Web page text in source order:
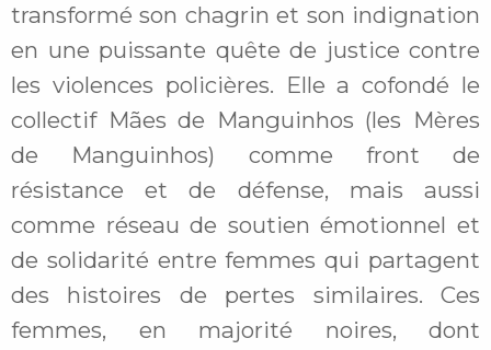
transformé son chagrin et son indignation
en une puissante quête de justice contre
les violences policières. Elle a cofondé le
collectif Mães de Manguinhos (les Mères
de Manguinhos) comme front de
résistance et de défense, mais aussi
comme réseau de soutien émotionnel et
de solidarité entre femmes qui partagent
des histoires de pertes similaires. Ces
femmes, en majorité noires, dont